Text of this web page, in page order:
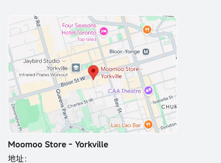
Moomoo Store - Yorkville
地址：